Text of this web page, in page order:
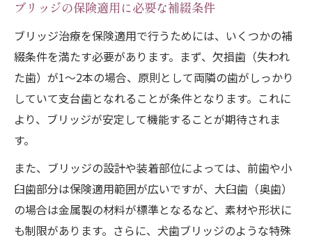
ブリッジの保険適用に必要な補綴条件
ブリッジ治療を保険適用で行うためには、いくつかの補
綴条件を満たす必要があります。まず、欠損歯（失われ
た歯）が1〜2本の場合、原則として両隣の歯がしっかり
していて支台歯となれることが条件となります。これに
より、ブリッジが安定して機能することが期待されま
す。
また、ブリッジの設計や装着部位によっては、前歯や小
臼歯部分は保険適用範囲が広いですが、大臼歯（奥歯）
の場合は金属製の材料が標準となるなど、素材や形状に
も制限があります。さらに、犬歯ブリッジのような特殊